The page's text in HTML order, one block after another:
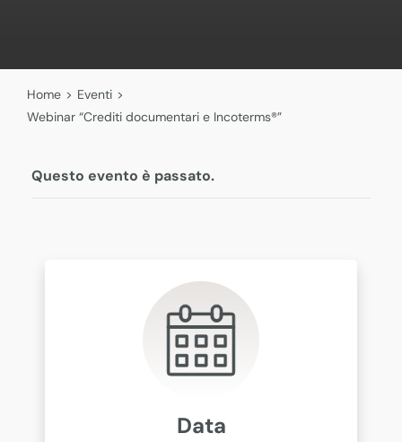
Home > Eventi >
Webinar “Crediti documentari e Incoterms®”
Questo evento è passato.
Data